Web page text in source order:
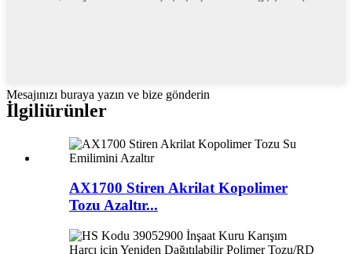
Mesajınızı buraya yazın ve bize gönderin
İlgiliürünler
AX1700 Stiren Akrilat Kopolimer
Tozu Azaltır...